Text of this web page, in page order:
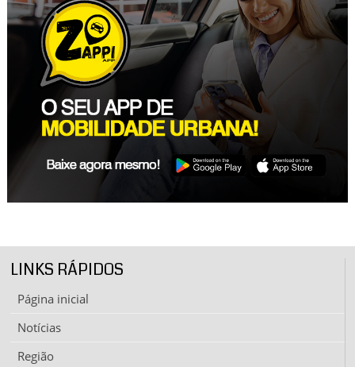
LINKS RÁPIDOS
Página inicial
Notícias
Região